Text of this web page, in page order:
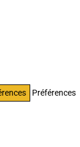
Préférences